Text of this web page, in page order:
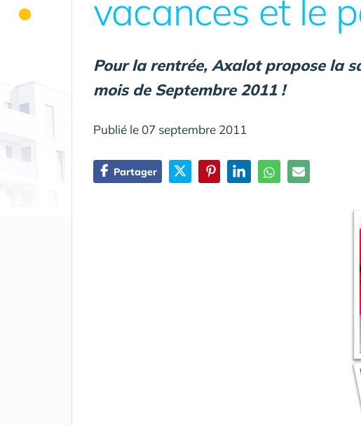
vacances et le
Pour la rentrée, Axalot propose la
mois de Septembre 2011 !
Publié le 07 septembre 2011
Partager